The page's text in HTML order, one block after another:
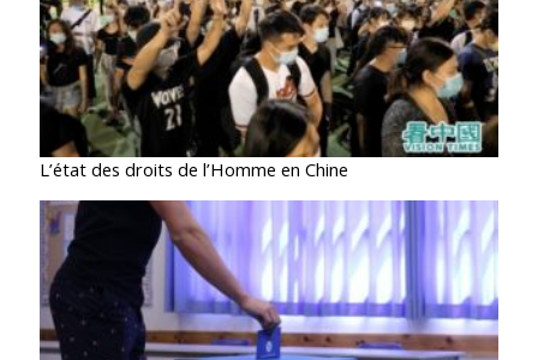
L’état des droits de l’Homme en Chine